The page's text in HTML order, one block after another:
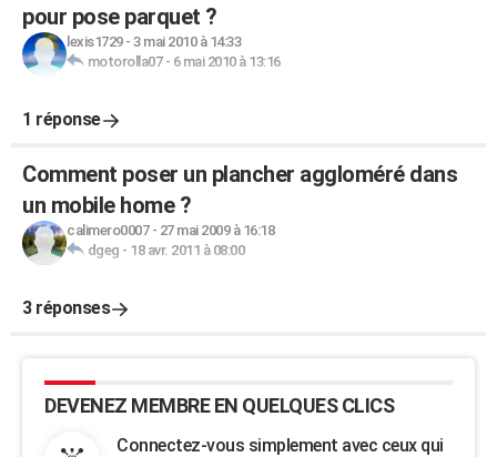
pour pose parquet ?
lexis1729- 3 mai 2010 à 14:33
motorolla07- 6 mai 2010 à 13:16
1 réponse
Comment poser un plancher aggloméré dans
un mobile home ?
calimero0007- 27 mai 2009 à 16:18
dgeg - 18 avr. 2011 à 08:00
3 réponses
DEVENEZ MEMBRE EN QUELQUES CLICS
Connectez-vous simplement avec ceux qui